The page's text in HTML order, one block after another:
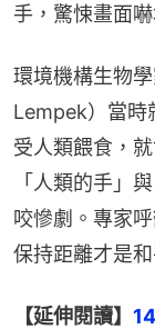
手，驚悚畫面
環境機構生物
Lempek）當時
受人類餵食，
「人類的手」
咬慘劇。專家
保持距離才是
【延伸閱讀】